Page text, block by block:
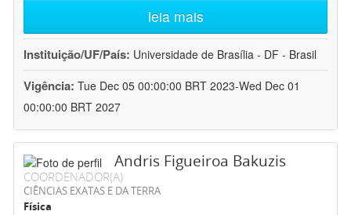
leia mais
Instituição/UF/País: Universidade de Brasília - DF - Brasil
Vigência: Tue Dec 05 00:00:00 BRT 2023-Wed Dec 01
00:00:00 BRT 2027
Andris Figueiroa Bakuzis
COORDENADOR(A)
CIÊNCIAS EXATAS E DA TERRA
Física